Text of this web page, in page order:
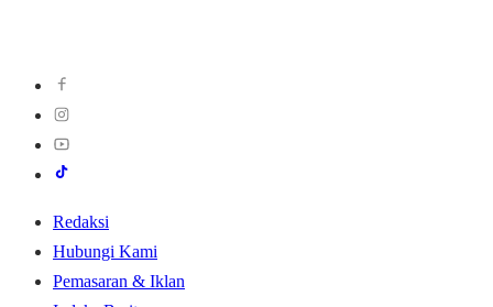
Redaksi
Hubungi Kami
Pemasaran & Iklan